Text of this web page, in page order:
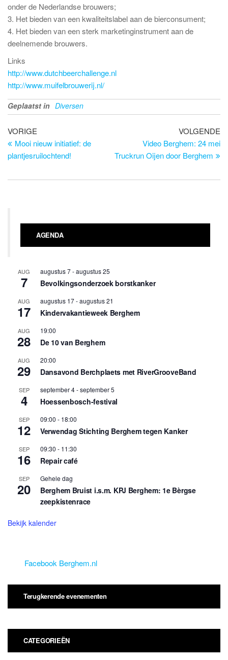
onder de Nederlandse brouwers;
3. Het bieden van een kwaliteitslabel aan de bierconsument;
4. Het bieden van een sterk marketinginstrument aan de
deelnemende brouwers.
Links
http://www.dutchbeerchallenge.nl
http://www.muifelbrouwerij.nl/
Geplaatst in Diversen
Bericht
navigatie
Vorig
bericht
VORIGE
Mooi nieuw initiatief: de
plantjesruilochtend!
VOLGENDE
Video Berghem: 24 mei
Truckrun Oijen door Berghem
AGENDA
AUG
7
augustus 7-augustus 25
Bevolkingsonderzoek borstkanker
AUG
17
augustus 17-augustus 21
Kindervakantieweek Berghem
AUG
28
19:00
De 10 van Berghem
AUG
29
20:00
Dansavond Berchplaets met RiverGrooveBand
SEP
4
september 4-september 5
Hoessenbosch-festival
SEP
12
09:00 - 18:00
Verwendag Stichting Berghem tegen Kanker
SEP
16
09:30 - 11:30
Repair café
SEP
20
Gehele dag
Berghem Bruist i.s.m. KPJ Berghem: 1e Bèrgse
zeepkistenrace
Bekijk kalender
Facebook Berghem.nl
Terugkerende evenementen
CATEGORIEËN